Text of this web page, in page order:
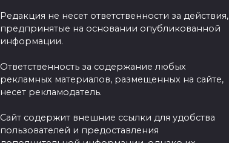
Редакция не несет ответственности за действия,
предпринятые на основании опубликованной
информации.
Ответственность за содержание любых
рекламных материалов, размещенных на сайте,
несет рекламодатель.
Сайт содержит внешние ссылки для удобства
пользователей и предоставления